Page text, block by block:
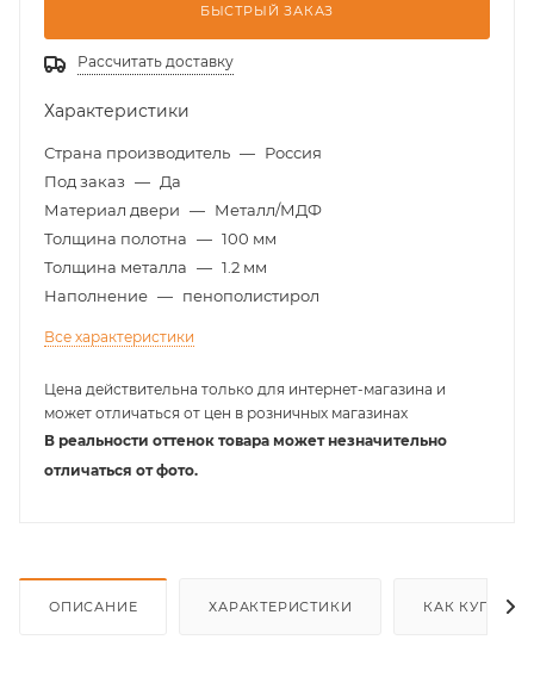
БЫСТРЫЙ ЗАКАЗ
Рассчитать доставку
Характеристики
Страна производитель — Россия
Под заказ — Да
Материал двери — Металл/МДФ
Толщина полотна — 100 мм
Толщина металла — 1.2 мм
Наполнение — пенополистирол
Все характеристики
Цена действительна только для интернет-магазина и
может отличаться от цен в розничных магазинах
В реальности оттенок товара может незначительно
отличаться от фото.
ОПИСАНИЕ ХАРАКТЕРИСТИКИ КАК КУПИТЬ